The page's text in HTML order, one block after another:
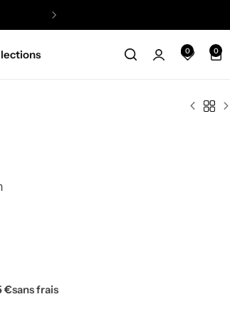
0 0
€sans frais